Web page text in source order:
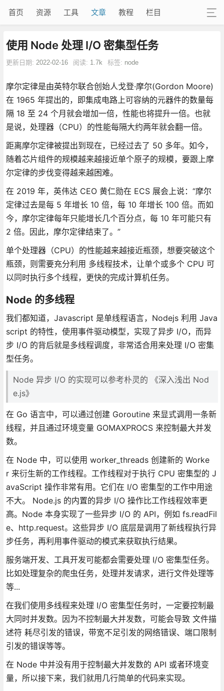
首页 资源 工具 文章 教程 栏目
使用 Node 处理 I/O 密集型任务
更新日期: 2022-02-16 阅读: 1.7k 标签: node
摩尔定律是由英特尔联合创始人戈登·摩尔(Gordon Moore)
在 1965 年提出的，即集成电路上可容纳的元器件的数量每
隔 18 至 24 个月就会增加一倍，性能也将提升一倍。也就
是说，处理器（CPU）的性能每隔大约两年就会翻一倍。
距离摩尔定律被提出到现在，已经过去了 50 多年。如今，
随着芯片组件的规模越来越接近单个原子的规模，要跟上摩
尔定律的步伐变得越来越困难。
在 2019 年，英伟达 CEO 黄仁勋在 ECS 展会上说：“摩尔
定律过去是每 5 年增长 10 倍，每 10 年增长 100 倍。而如
今，摩尔定律每年只能增长几个百分点，每 10 年可能只有
2 倍。因此，摩尔定律结束了。”
单个处理器（CPU）的性能越来越接近瓶颈，想要突破这个
瓶颈，则需要充分利用 多线程技术，让单个或多个 CPU 可
以同时执行多个线程，更快的完成计算机任务。
Node 的多线程
我们都知道，Javascript 是单线程语言，Nodejs 利用 Java
script 的特性，使用事件驱动模型，实现了异步 I/O，而异
步 I/O 的背后就是多线程调度，非常适合用来处理 I/O 密集
型任务。
Node 异步 I/O 的实现可以参考朴灵的 《深入浅出 Nod
e.js》
在 Go 语言中，可以通过创建 Goroutine 来显式调用一条新
线程，并且通过环境变量 GOMAXPROCS 来控制最大并发
数。
在 Node 中，可以使用 worker_threads 创建新的 Worke
r 来衍生新的工作线程。工作线程对于执行 CPU 密集型的 J
avaScript 操作非常有用。它们在 I/O 密集型的工作中用途
不大。 Node.js 的内置的异步 I/O 操作比工作线程效率更
高。Node 本身实现了一些异步 I/O 的 API，例如 fs.readFil
e、http.request。这些异步 I/O 底层是调用了新线程执行异
步任务，再利用事件驱动的模式来获取执行结果。
服务端开发、工具开发可能都会需要处理 I/O 密集型任务。
比如处理复杂的爬虫任务，处理并发请求，进行文件处理等
等...
在我们使用多线程来处理 I/O 密集型任务时，一定要控制最
大同时并发数。因为不控制最大并发数，可能会导致 文件描
述符 耗尽引发的错误，带宽不足引发的网络错误、端口限制
引发的错误等等。
在 Node 中并没有用于控制最大并发数的 API 或者环境变
量，所以接下来，我们就用几行简单的代码来实现。